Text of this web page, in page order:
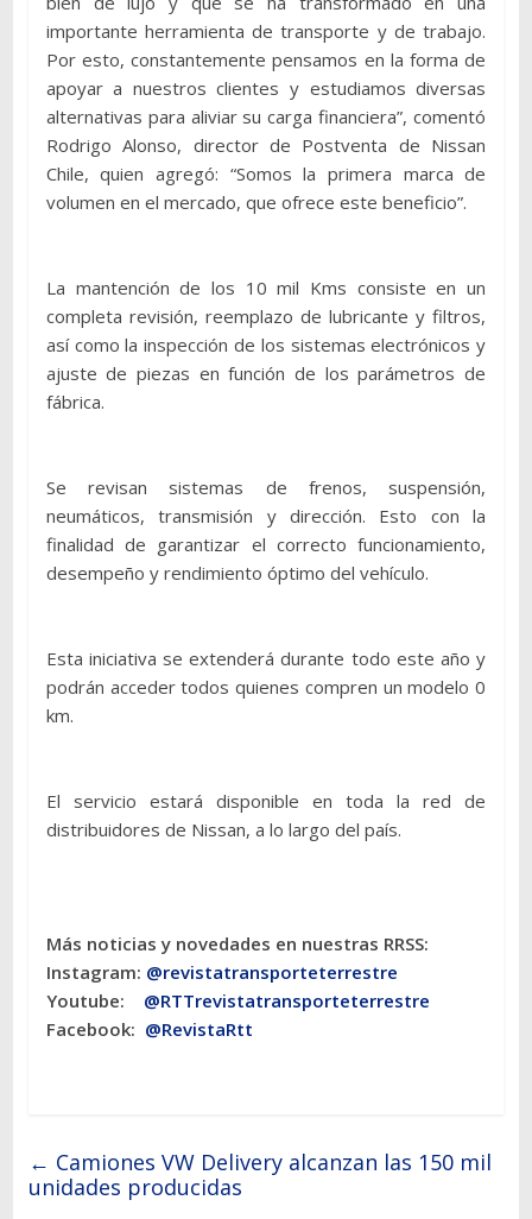
importante herramienta de transporte y de trabajo.
Por esto, constantemente pensamos en la forma de
apoyar a nuestros clientes y estudiamos diversas
alternativas para aliviar su carga financiera”, comentó
Rodrigo Alonso, director de Postventa de Nissan
Chile, quien agregó: “Somos la primera marca de
volumen en el mercado, que ofrece este beneficio”.
La mantención de los 10 mil Kms consiste en un
completa revisión, reemplazo de lubricante y filtros,
así como la inspección de los sistemas electrónicos y
ajuste de piezas en función de los parámetros de
fábrica.
Se revisan sistemas de frenos, suspensión,
neumáticos, transmisión y dirección. Esto con la
finalidad de garantizar el correcto funcionamiento,
desempeño y rendimiento óptimo del vehículo.
Esta iniciativa se extenderá durante todo este año y
podrán acceder todos quienes compren un modelo 0
km.
El servicio estará disponible en toda la red de
distribuidores de Nissan, a lo largo del país.
Más noticias y novedades en nuestras RRSS:
Instagram: @revistatransporteterrestre
Youtube: @RTTrevistatransporteterrestre
Facebook: @RevistaRtt
← Camiones VW Delivery alcanzan las 150 mil
unidades producidas